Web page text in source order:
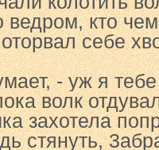
ведром, кто
себе
- уж я тебе
волк
захотела
стянуть,